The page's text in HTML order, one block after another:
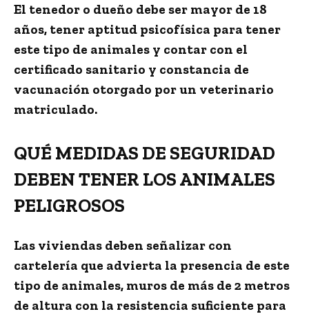
El tenedor o dueño debe ser mayor de 18
años, tener aptitud psicofísica para tener
este tipo de animales y contar con el
certificado sanitario y constancia de
vacunación otorgado por un veterinario
matriculado.
QUÉ MEDIDAS DE SEGURIDAD
DEBEN TENER LOS ANIMALES
PELIGROSOS
Las viviendas deben señalizar con
cartelería que advierta la presencia de este
tipo de animales, muros de más de 2 metros
de altura con la resistencia suficiente para